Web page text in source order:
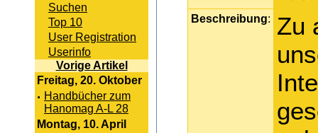
Suchen
Top 10
User Registration
Userinfo
Vorige Artikel
Freitag, 20. Oktober
· Handbücher zum
Hanomag A-L 28
Montag, 10. April
Beschreibung:
Zu